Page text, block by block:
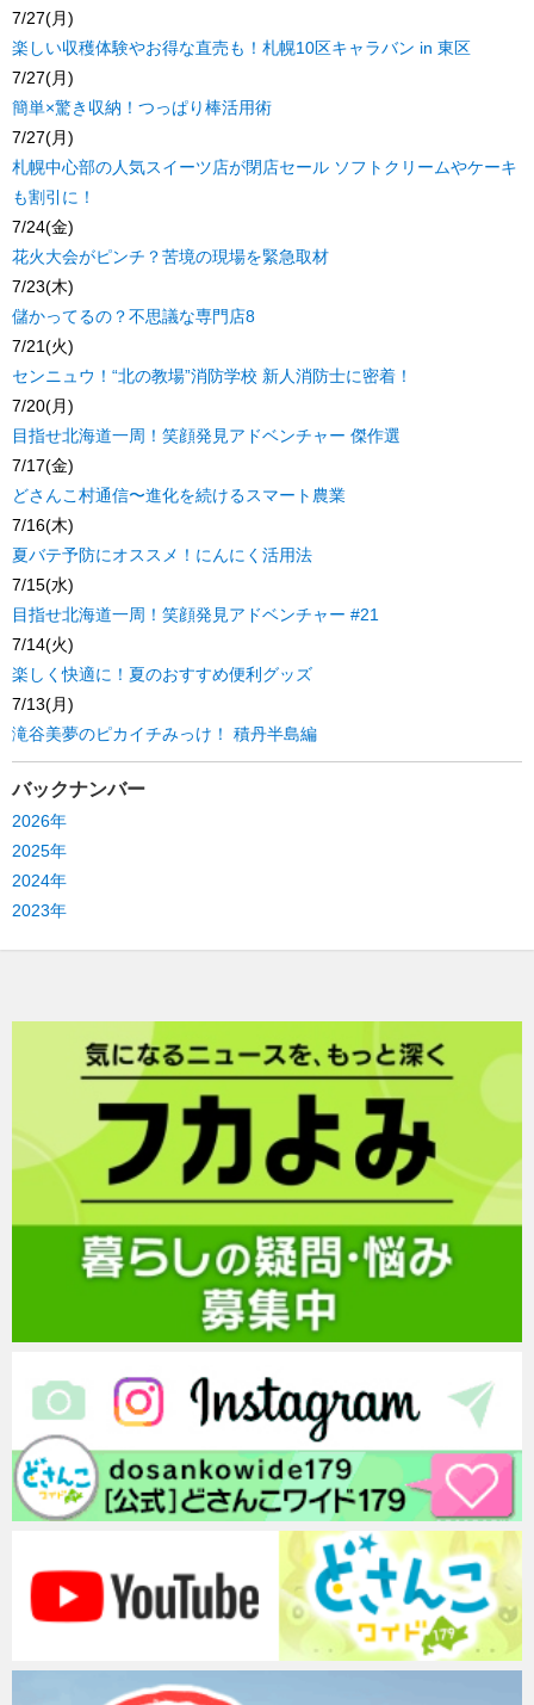
7/27(月)
楽しい収穫体験やお得な直売も！札幌10区キャラバン in 東区
7/27(月)
簡単×驚き収納！つっぱり棒活用術
7/27(月)
札幌中心部の人気スイーツ店が閉店セール ソフトクリームやケーキ
も割引に！
7/24(金)
花火大会がピンチ？苦境の現場を緊急取材
7/23(木)
儲かってるの？不思議な専門店8
7/21(火)
センニュウ！“北の教場”消防学校 新人消防士に密着！
7/20(月)
目指せ北海道一周！笑顔発見アドベンチャー 傑作選
7/17(金)
どさんこ村通信〜進化を続けるスマート農業
7/16(木)
夏バテ予防にオススメ！にんにく活用法
7/15(水)
目指せ北海道一周！笑顔発見アドベンチャー #21
7/14(火)
楽しく快適に！夏のおすすめ便利グッズ
7/13(月)
滝谷美夢のピカイチみっけ！ 積丹半島編
バックナンバー
2026年
2025年
2024年
2023年